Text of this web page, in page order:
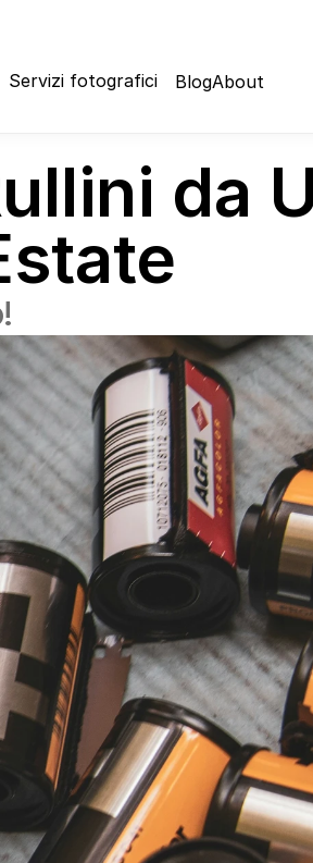
Servizi fotografici BlogAbout
da